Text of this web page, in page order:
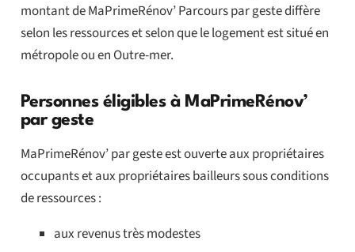
montant de MaPrimeRénov’ Parcours par geste diffère
selon les ressources et selon que le logement est situé en
métropole ou en Outre-mer.
Personnes éligibles à MaPrimeRénov’
par geste
MaPrimeRénov’ par geste est ouverte aux propriétaires
occupants et aux propriétaires bailleurs sous conditions
de ressources :
aux revenus très modestes